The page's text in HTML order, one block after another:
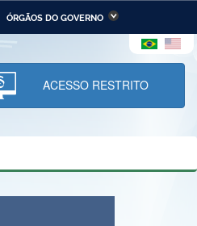
ÓRGÃOS DO GOVERNO
da Infraestrutura
da Ciência,
Inovações e
ACESSO RESTRITO